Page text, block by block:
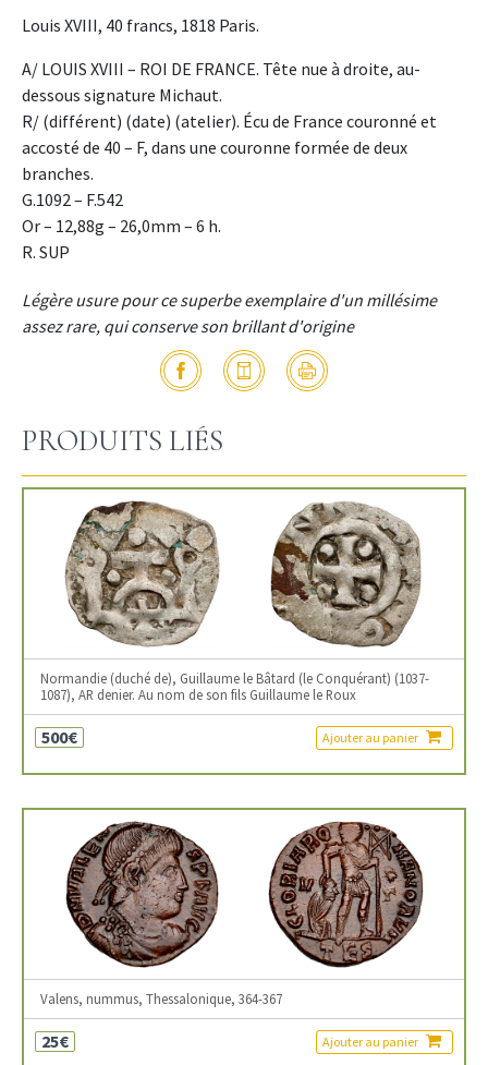
Louis XVIII, 40 francs, 1818 Paris.
A/ LOUIS XVIII – ROI DE FRANCE. Tête nue à droite, au-
dessous signature Michaut.
R/ (différent) (date) (atelier). Écu de France couronné et
accosté de 40 – F, dans une couronne formée de deux
branches.
G.1092 – F.542
Or – 12,88g – 26,0mm – 6 h.
R. SUP
Légère usure pour ce superbe exemplaire d'un millésime
assez rare, qui conserve son brillant d'origine
PRODUITS LIÉS
Normandie (duché de), Guillaume le Bâtard (le Conquérant) (1037-
1087), AR denier. Au nom de son fils Guillaume le Roux
500€ Ajouter au panier
Valens, nummus, Thessalonique, 364-367
25€ Ajouter au panier